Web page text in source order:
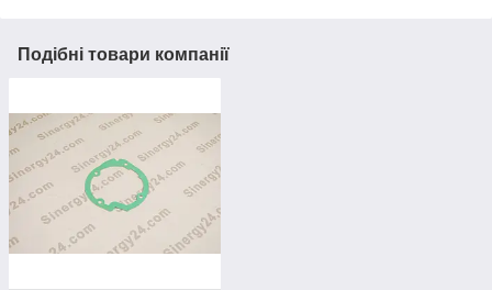
Подібні товари компанії